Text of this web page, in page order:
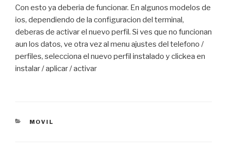
Con esto ya deberia de funcionar. En algunos modelos de
ios, dependiendo de la configuracion del terminal,
deberas de activar el nuevo perfil. Si ves que no funcionan
aun los datos, ve otra vez al menu ajustes del telefono /
perfiles, selecciona el nuevo perfil instalado y clickea en
instalar / aplicar / activar
CATEGORÍAS
MOVIL